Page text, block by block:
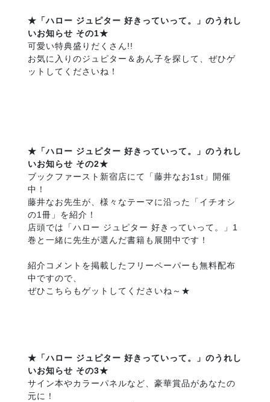
★「ハロー ジュピター 好きっていって。」のうれし
いお知らせ その1★
可愛い特典盛りだくさん!!
お気に入りのジュピター＆あん子を探して、ぜひゲ
ットしてくださいね！
★「ハロー ジュピター 好きっていって。」のうれし
いお知らせ その2★
ブックファースト新宿店にて「藤井なお1st」開催
中！
藤井なお先生が、様々なテーマに沿った「イチオシ
の1冊」を紹介！
店頭では「ハロー ジュピター 好きっていって。」1
巻と一緒に先生が選んだ書籍も展開中です！
紹介コメントを掲載したフリーペーパーも無料配布
中ですので、
ぜひこちらもゲットしてくださいね～★
★「ハロー ジュピター 好きっていって。」のうれし
いお知らせ その3★
サイン本やカラーパネルなど、豪華賞品があなたの
元に！